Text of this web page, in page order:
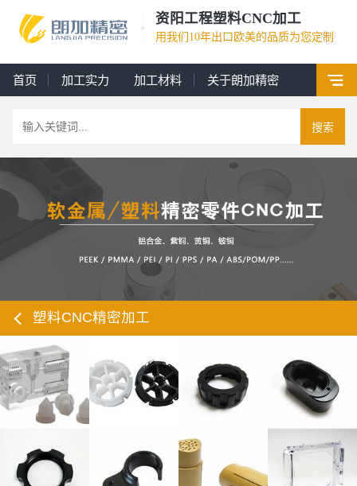
资阳工程塑料CNC加工
用我们10年出口欧美的品质为您定制
首页 加工实力 加工材料 关于朗加精密
搜索
塑料CNC精密加工